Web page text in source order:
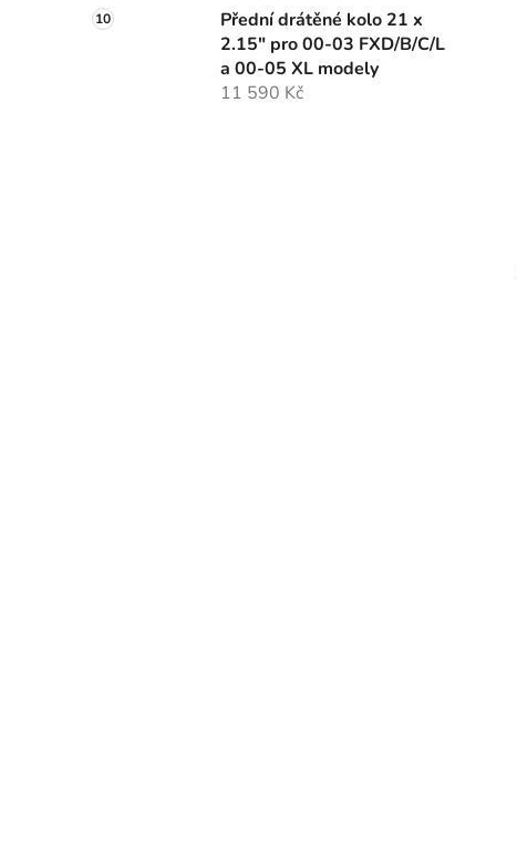
Přední drátěné kolo 21 x
2.15" pro 00-03 FXD/B/C/L
a 00-05 XL modely
11 590 Kč